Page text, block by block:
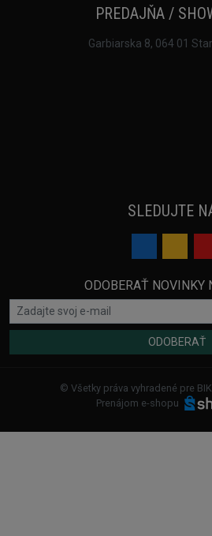
PREDAJŇA /
Garbiarska 8, 064 01
SLEDUJTE
ODOBERAŤ NOVINKY
ODOBERAŤ
© Všetky práva vyhradené pre
Prenájom e-shopu